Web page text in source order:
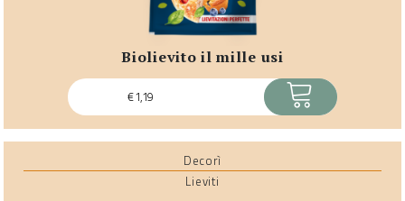
biolievito il mille usi
€1,19 ACQUISTA
Decorì
Lieviti